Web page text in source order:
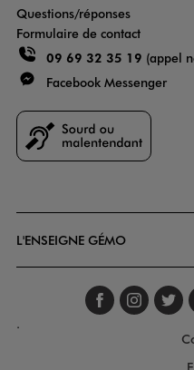
Questions/réponses
Formulaire de contact
09 69 32 35 19 (appel
Facebook Messenger
L'ENSEIGNE GÉMO
.